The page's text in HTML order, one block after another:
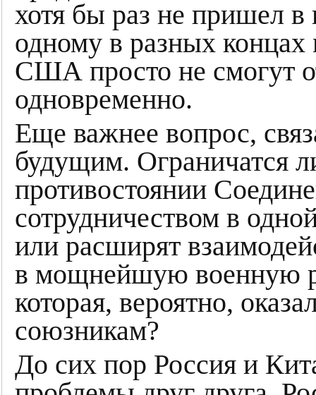
хотя бы раз не пришел
одному в разных
США просто не смогут
одновременно.
Еще важнее вопрос,
будущим. Ограничатся
противостоянии
сотрудничеством в
или расширят
в мощнейшую военную
которая, вероятно,
союзникам?
До сих пор Россия и